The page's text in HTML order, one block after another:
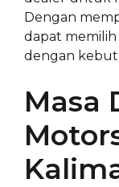
Dengan
dapat memilih
dengan
Masa